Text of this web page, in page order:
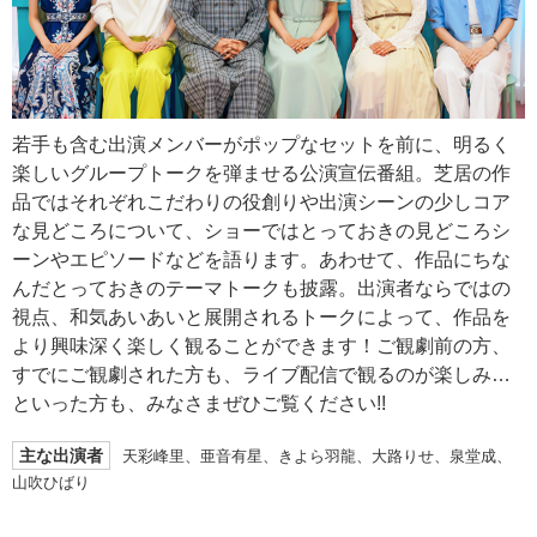
若手も含む出演メンバーがポップなセットを前に、明るく
楽しいグループトークを弾ませる公演宣伝番組。芝居の作
品ではそれぞれこだわりの役創りや出演シーンの少しコア
な見どころについて、ショーではとっておきの見どころシ
ーンやエピソードなどを語ります。あわせて、作品にちな
んだとっておきのテーマトークも披露。出演者ならではの
視点、和気あいあいと展開されるトークによって、作品を
より興味深く楽しく観ることができます！ご観劇前の方、
すでにご観劇された方も、ライブ配信で観るのが楽しみ…
といった方も、みなさまぜひご覧ください!!
主な出演者
天彩峰里、亜音有星、きよら羽龍、大路りせ、泉堂成、
山吹ひばり